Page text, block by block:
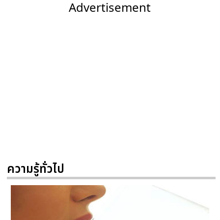
Advertisement
ความรู้ทั่วไป